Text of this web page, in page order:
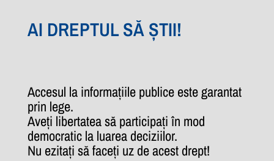
AI DREPTUL SĂ ȘTII!
Accesul la informațiile publice este garantat
prin lege.
Aveți libertatea să participați în mod
democratic la luarea deciziilor.
Nu ezitați să faceți uz de acest drept!